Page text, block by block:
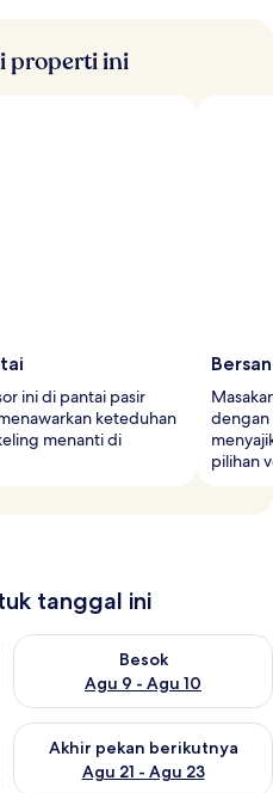
properti ini
ini di pantai pasir
keteduhan
menanti di
dengan
pilihan
tanggal ini
ini Agu 8 - Agu 9
Besok
Agu 9 - Agu 10
Periksa ketersediaan untuk
ini Agu 14 - Agu 16
Akhir pekan berikutnya
Agu 21 - Agu 23
Periksa ketersediaan untuk